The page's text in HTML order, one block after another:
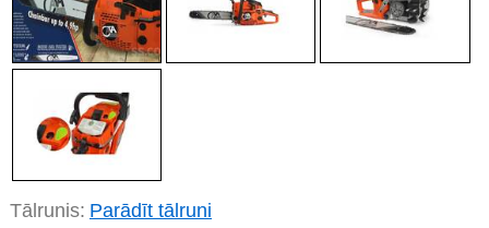
Tālrunis: Parādīt tālruni